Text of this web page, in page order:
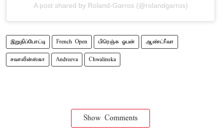
A post shared by Roland-Garros (@rolandgarros)
இறுதிப்போட்டி French Open பிரெஞ்சு ஓபன் ஆண்ட்ரீவா
சவாலின்ஸ்கா Andreeva Chwalinska
Show Comments